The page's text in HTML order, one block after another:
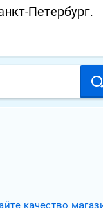
Петербург.